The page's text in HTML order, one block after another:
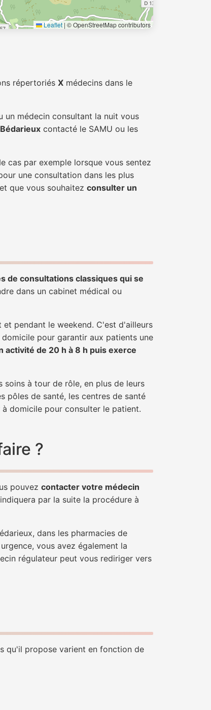
Leaflet | © OpenStreetMap contributors
répertoriés X médecins dans le
un médecin consultant la nuit vous
Bédarieux contacté le SAMU ou les
cas par exemple lorsque vous sentez
une consultation dans les plus
que vous souhaitez consulter un
de consultations classiques qui se
dans un cabinet médical ou
et pendant le weekend. C'est d'ailleurs
pour garantir aux patients une
activité de 20 h à 8 h puis exerce
soins à tour de rôle, en plus de leurs
pôles de santé, les centres de santé
domicile pour consulter le patient.
?
pouvez contacter votre médecin
par la suite la procédure à
dans les pharmacies de
vous avez également la
régulateur peut vous rediriger vers
qu'il propose varient en fonction de